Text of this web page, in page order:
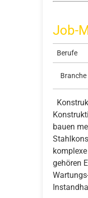
Job-
Berufe
Branche
bauen
gehören